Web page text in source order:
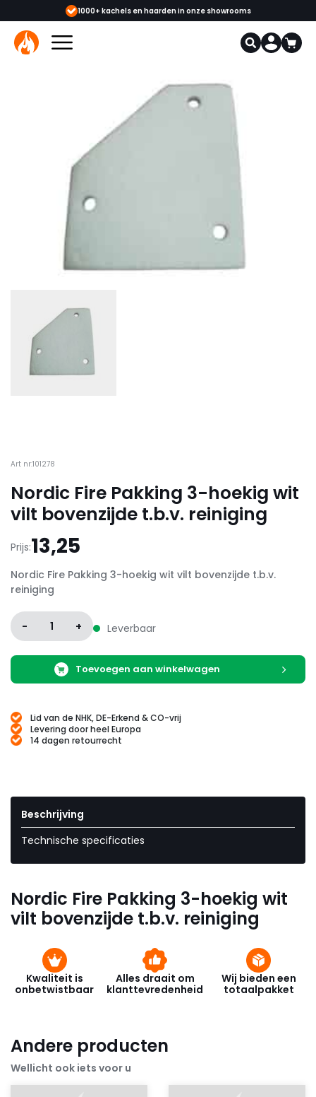
in onze showrooms Meer dan 12.000 onderdelen verkrijgbaar
Art nr:101278
Nordic Fire Pakking 3-hoekig wit
vilt bovenzijde t.b.v. reiniging
Prijs:13,25
Nordic Fire Pakking 3-hoekig wit vilt bovenzijde t.b.v.
reiniging
- 1 + Leverbaar
Toevoegen aan winkelwagen
Lid van de NHK, DE-Erkend & CO-vrij
Levering door heel Europa
14 dagen retourrecht
Beschrijving
Technische specificaties
Nordic Fire Pakking 3-hoekig wit
vilt bovenzijde t.b.v. reiniging
Kwaliteit is
onbetwistbaar
Alles draait om
klanttevredenheid
Wij bieden een
totaalpakket
Andere producten
Wellicht ook iets voor u